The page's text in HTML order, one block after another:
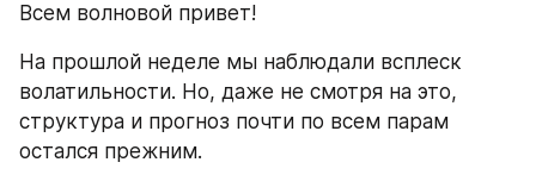
Всем волновой привет!
На прошлой неделе мы наблюдали всплеск
волатильности. Но, даже не смотря на это,
структура и прогноз почти по всем парам
остался прежним.